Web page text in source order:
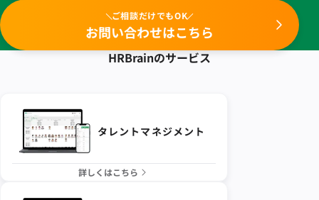
ご相談だけでもOK
お問い合わせはこちら
HRBrainのサービス
タレントマネジメント
詳しくはこちら